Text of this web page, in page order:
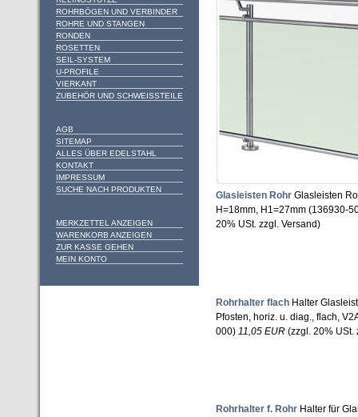
ROHRBÖGEN UND VERBINDER
ROHRE UND STANGEN
RONDEN
ROSETTEN
SEIL-SYSTEM
U-PROFILE
VIERKANT
ZUBEHÖR UND SCHWEISSTEILE
AGB
SITEMAP
ALLES ÜBER EDELSTAHL
KONTAKT
IMPRESSUM
SUCHE NACH PRODUKTEN
MERKZETTEL ANZEIGEN
WARENKORB ANZEIGEN
ZUR KASSE GEHEN
MEIN KONTO
Glasleisten Rohr Glasleisten
H=18mm, H1=27mm (136930-
20% USt. zzgl. Versand)
Rohrhalter flach Halter
Pfosten, horiz. u. diag., flach,
000) 11,05 EUR (zzgl. 20% USt.
Rohrhalter f. Rohr Halter für